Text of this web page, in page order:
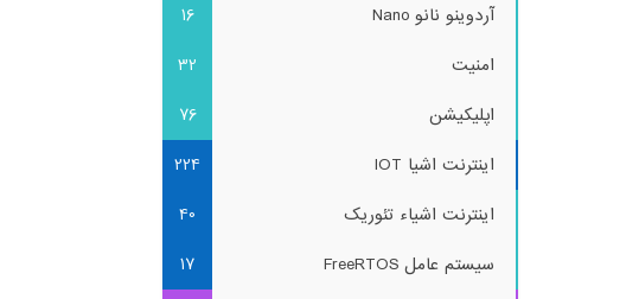
آردوینو نانو Nano
16
امنیت
32
اپلیکیشن
76
اینترنت اشیا IOT
224
اینترنت اشیاء تئوریک
40
سیستم عامل FreeRTOS
17